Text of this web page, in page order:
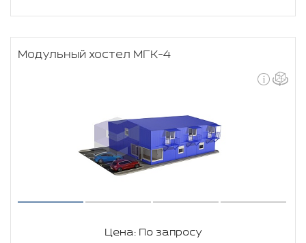
Модульный хостел МГК-4
Цена: По запросу